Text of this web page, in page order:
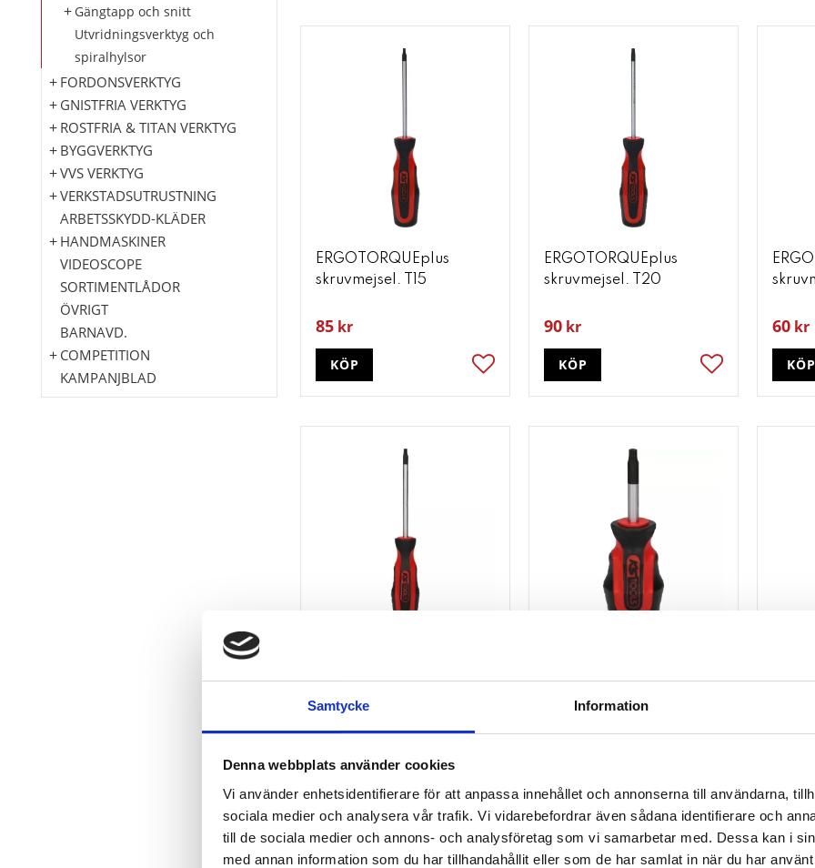
Samtycke Information
Denna webbplats använder cookies
Vi använder enhetsidentifierare för att anpassa innehållet och annonserna till användarna,
sociala medier och analysera vår trafik. Vi vidarebefordrar även sådana identifierare och
till de sociala medier och annons- och analysföretag som vi samarbetar med. Dessa kan i
med annan information som du har tillhandahållit eller som de har samlat in när du har
ERGOTORQUEplus
skruvmejsel. T15
85 kr
Lägg till i favoriter
KÖP
ERGOTORQUEplus
skruvmejsel. T20
90 kr
Lägg till i
KÖP
60 kr
KÖP
skruvmejsel. T25
90kr
KÖP
skruvmejsel. T25. kort
Gängtapp och snitt
Utvridningsverktyg och
spiralhylsor
FORDONSVERKTYG
GNISTFRIA VERKTYG
ROSTFRIA & TITAN VERKTYG
BYGGVERKTYG
VVS VERKTYG
VERKSTADSUTRUSTNING
ARBETSSKYDD-KLÄDER
HANDMASKINER
VIDEOSCOPE
SORTIMENTLÅDOR
ÖVRIGT
BARNAVD.
COMPETITION
KAMPANJBLAD